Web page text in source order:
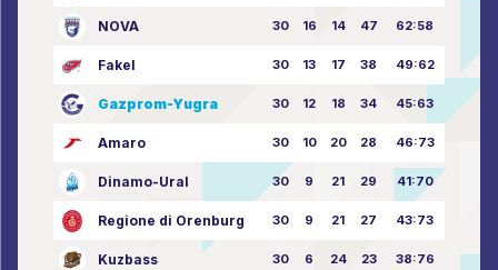
NOVA 30 16 14 47 62:58
Fakel 30 13 17 38 49:62
Gazprom-Yugra 30 12 18 34 45:63
Amaro 30 10 20 28 46:73
Dinamo-Ural 30 9 21 29 41:70
Regione di Orenburg 30 9 21 27 43:73
Kuzbass 30 6 24 23 38:76